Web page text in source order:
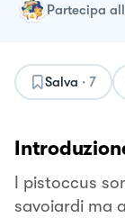
Partecipa
Salva · 7
I pistoccus
savoiardi ma